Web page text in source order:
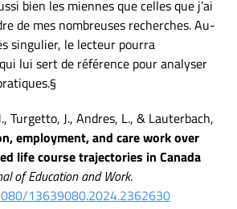
bien les miennes que celles que j’ai
de mes nombreuses recherches. Au-
singulier, le lecteur pourra
lui sert de référence pour analyser
Turgetto, J., Andres, L., & Lauterbach,
employment, and care work over
life course trajectories in Canada
of Education and Work.
13639080.2024.2362630